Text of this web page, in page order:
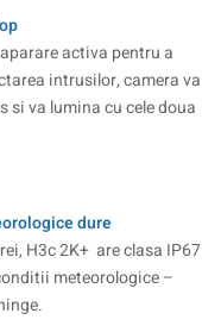
activa pentru a
intrusilor, camera va
si va lumina cu cele doua
dure
H3c 2K+ are clasa IP67
meteorologice –